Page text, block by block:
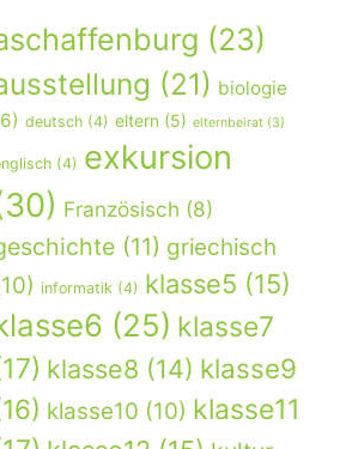
(23)
(21) biologie
deutsch (4) eltern (5) elternbeirat (3)
(4) exkursion
Französisch (8)
(11) griechisch
informatik (4) klasse5 (15)
(25) klasse7
klasse8 (14) klasse9
klasse10 (10) klasse11